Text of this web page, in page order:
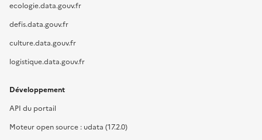
ecologie.data.gouv.fr
defis.data.gouv.fr
culture.data.gouv.fr
logistique.data.gouv.fr
Développement
API du portail
Moteur open source : udata (17.2.0)